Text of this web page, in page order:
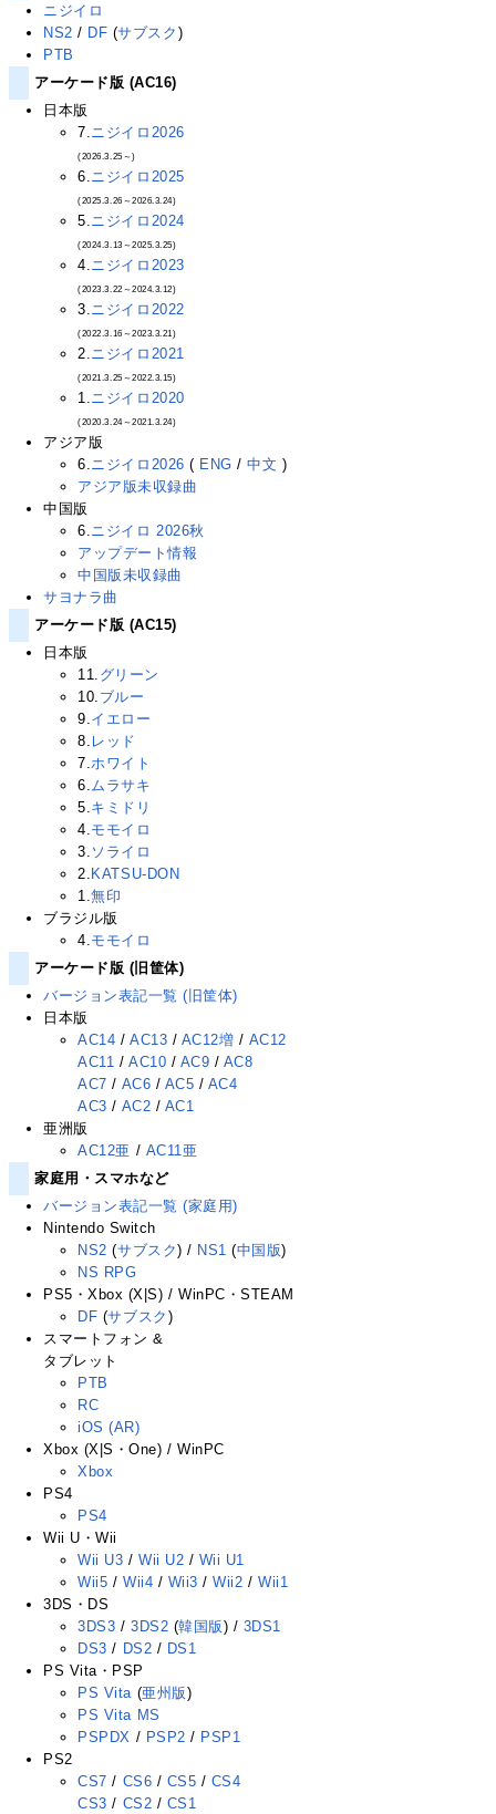
ニジイロ
NS2 / DF (サブスク )
PTB
アーケード版 (AC16)
日本版
7. ニジイロ2026
(2026.3.25～)
6. ニジイロ2025
(2025.3.26～2026.3.24)
5. ニジイロ2024
(2024.3.13～2025.3.25)
4. ニジイロ2023
(2023.3.22～2024.3.12)
3. ニジイロ2022
(2022.3.16～2023.3.21)
2. ニジイロ2021
(2021.3.25～2022.3.15)
1. ニジイロ2020
(2020.3.24～2021.3.24)
アジア版
6. ニジイロ2026 ( ENG /中文 )
アジア版未収録曲
中国版
6. ニジイロ 2026秋
アップデート情報
中国版未収録曲
サヨナラ曲
アーケード版 (AC15)
日本版
11. グリーン
10. ブルー
9. イエロー
8. レッド
7. ホワイト
6. ムラサキ
5. キミドリ
4. モモイロ
3. ソライロ
2. KATSU-DON
1.無印
ブラジル版
4. モモイロ
アーケード版 (旧筐体)
バージョン表記一覧 (旧筐体)
日本版
AC14 /AC13 / AC12増 / AC12
AC11 /AC10 / AC9 / AC8
AC7 / AC6 / AC5 / AC4
AC3 / AC2 / AC1
亜洲版
AC12亜 / AC11亜
家庭用・スマホなど
バージョン表記一覧 (家庭用)
Nintendo Switch
NS2 (サブスク) / NS1 (中国版)
NS RPG
PS5・Xbox (X|S) / WinPC・STEAM
DF (サブスク )
スマートフォン &
タブレット
PTB
RC
iOS (AR)
Xbox (X|S・One) / WinPC
Xbox
PS4
PS4
Wii U・Wii
Wii U3 /Wii U2 / Wii U1
Wii5 /Wii4 / Wii3 /Wii2 / Wii1
3DS・DS
3DS3 /3DS2 (韓国版) / 3DS1
DS3 / DS2 / DS1
PS Vita・PSP
PS Vita (亜州版)
PS Vita MS
PSPDX / PSP2 / PSP1
PS2
CS7 / CS6 / CS5 / CS4
CS3 / CS2 / CS1